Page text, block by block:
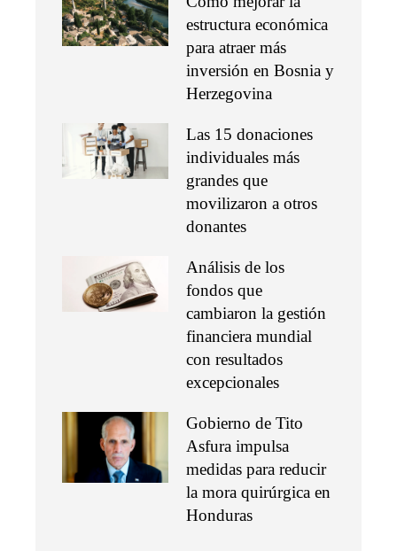
estructura económica
para atraer más
inversión en Bosnia y
Herzegovina
Las 15 donaciones
individuales más
grandes que
movilizaron a otros
donantes
Análisis de los
fondos que
cambiaron la gestión
financiera mundial
con resultados
excepcionales
Gobierno de Tito
Asfura impulsa
medidas para reducir
la mora quirúrgica en
Honduras